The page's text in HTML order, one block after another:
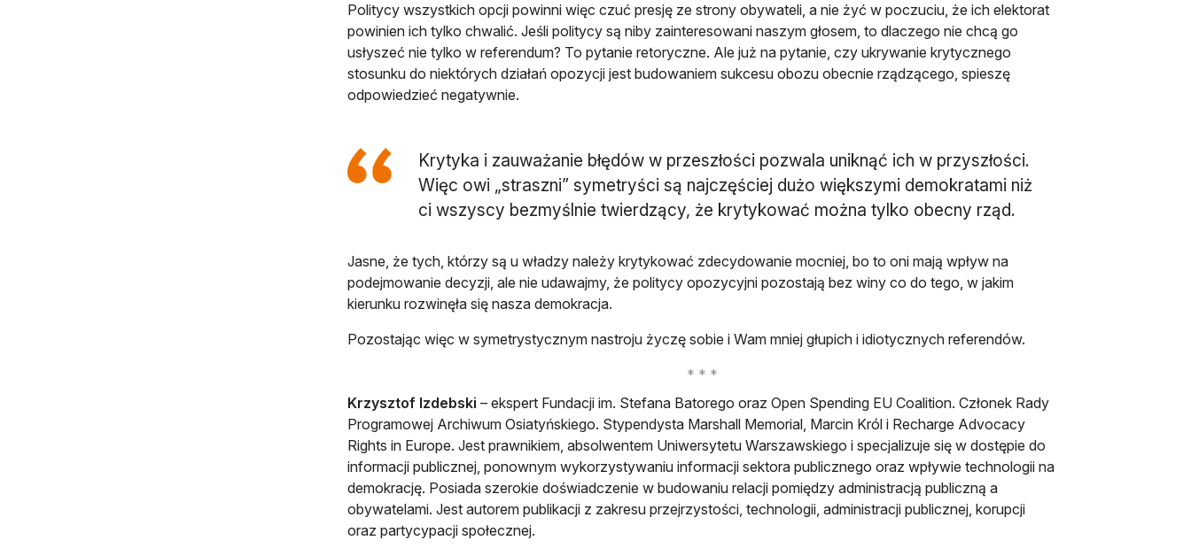
Politycy wszystkich opcji powinni więc czuć presję ze strony obywateli, a nie żyć w poczuciu, że ich elektorat
powinien ich tylko chwalić. Jeśli politycy są niby zainteresowani naszym głosem, to dlaczego nie chcą go
usłyszeć nie tylko w referendum? To pytanie retoryczne. Ale już na pytanie, czy ukrywanie krytycznego
stosunku do niektórych działań opozycji jest budowaniem sukcesu obozu obecnie rządzącego, spieszę
odpowiedzieć negatywnie.
Krytyka i zauważanie błędów w przeszłości pozwala uniknąć ich w przyszłości.
Więc owi „straszni” symetryści są najczęściej dużo większymi demokratami niż
ci wszyscy bezmyślnie twierdzący, że krytykować można tylko obecny rząd.
Jasne, że tych, którzy są u władzy należy krytykować zdecydowanie mocniej, bo to oni mają wpływ na
podejmowanie decyzji, ale nie udawajmy, że politycy opozycyjni pozostają bez winy co do tego, w jakim
kierunku rozwinęła się nasza demokracja.
Pozostając więc w symetrystycznym nastroju życzę sobie i Wam mniej głupich i idiotycznych referendów.
Krzysztof Izdebski – ekspert Fundacji im. Stefana Batorego oraz Open Spending EU Coalition. Członek Rady
Programowej Archiwum Osiatyńskiego. Stypendysta Marshall Memorial, Marcin Król i Recharge Advocacy
Rights in Europe. Jest prawnikiem, absolwentem Uniwersytetu Warszawskiego i specjalizuje się w dostępie do
informacji publicznej, ponownym wykorzystywaniu informacji sektora publicznego oraz wpływie technologii na
demokrację. Posiada szerokie doświadczenie w budowaniu relacji pomiędzy administracją publiczną a
obywatelami. Jest autorem publikacji z zakresu przejrzystości, technologii, administracji publicznej, korupcji
oraz partycypacji społecznej.